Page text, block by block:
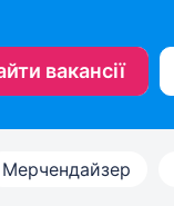
вакансії
Мерчендайзер